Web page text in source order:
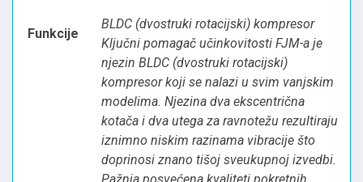
Funkcije
BLDC (dvostruki rotacijski) kompresor
Ključni pomagač učinkovitosti FJM-a je
njezin BLDC (dvostruki rotacijski)
kompresor koji se nalazi u svim vanjskim
modelima. Njezina dva ekscentrična
kotača i dva utega za ravnotežu rezultiraju
iznimno niskim razinama vibracije što
doprinosi znano tišoj sveukupnoj izvedbi.
Pažnja posvećena kvaliteti pokretnih